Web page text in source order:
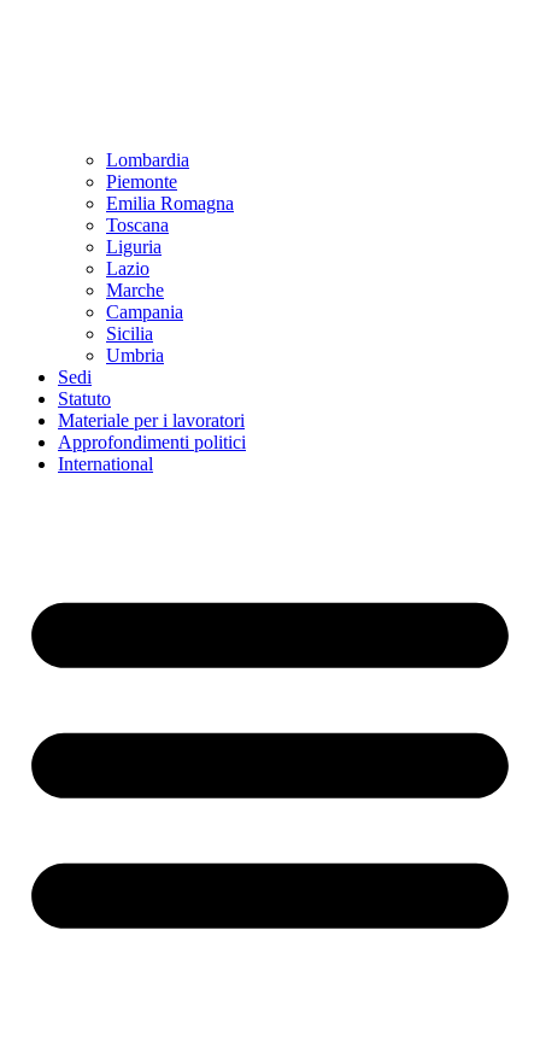
Lombardia
Piemonte
Emilia Romagna
Toscana
Liguria
Lazio
Marche
Campania
Sicilia
Umbria
Sedi
Statuto
Materiale per i lavoratori
Approfondimenti politici
International